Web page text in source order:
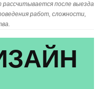
после выезда
работ, сложности,